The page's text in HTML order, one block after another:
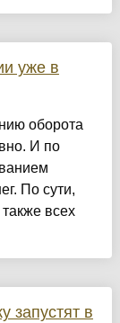
уже в
оборота
И по
По сути,
всех
запустят в